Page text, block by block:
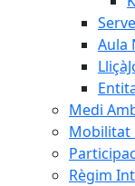
Aula
Medi
Mobilitat
Règim